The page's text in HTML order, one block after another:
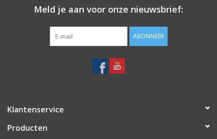
Meld je aan voor onze nieuwsbrief:
ABONNEER
Klantenservice
Producten